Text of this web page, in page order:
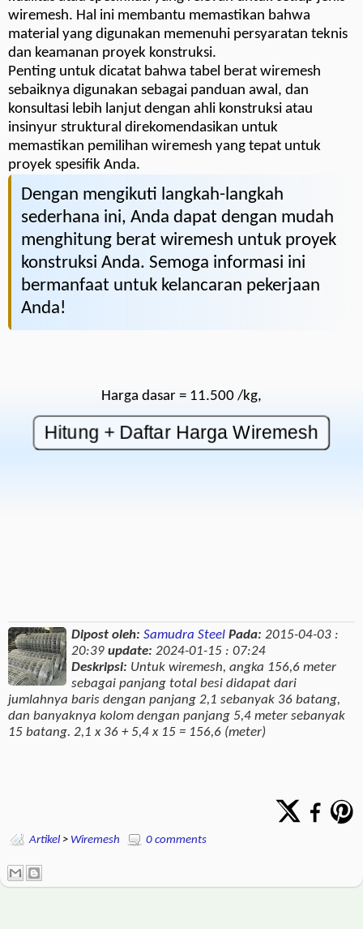
wiremesh. Hal ini membantu memastikan bahwa
material yang digunakan memenuhi persyaratan teknis
dan keamanan proyek konstruksi.
Penting untuk dicatat bahwa tabel berat wiremesh
sebaiknya digunakan sebagai panduan awal, dan
konsultasi lebih lanjut dengan ahli konstruksi atau
insinyur struktural direkomendasikan untuk
memastikan pemilihan wiremesh yang tepat untuk
proyek spesifik Anda.
Dengan mengikuti langkah-langkah
sederhana ini, Anda dapat dengan mudah
menghitung berat wiremesh untuk proyek
konstruksi Anda. Semoga informasi ini
bermanfaat untuk kelancaran pekerjaan
Anda!
Harga dasar = 11.500 /kg,
Dipost oleh: Samudra Steel Pada: 2015-04-03 :
20:39 update: 2024-01-15 : 07:24
Deskripsi: Untuk wiremesh, angka 156,6 meter
sebagai panjang total besi didapat dari
jumlahnya baris dengan panjang 2,1 sebanyak 36 batang,
dan banyaknya kolom dengan panjang 5,4 meter sebanyak
15 batang. 2,1 x 36 + 5,4 x 15 = 156,6 (meter)
Artikel > Wiremesh 0 comments